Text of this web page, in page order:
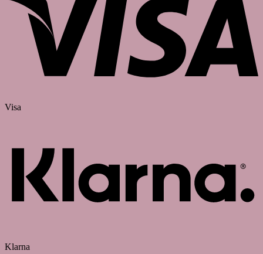
Visa
Klarna